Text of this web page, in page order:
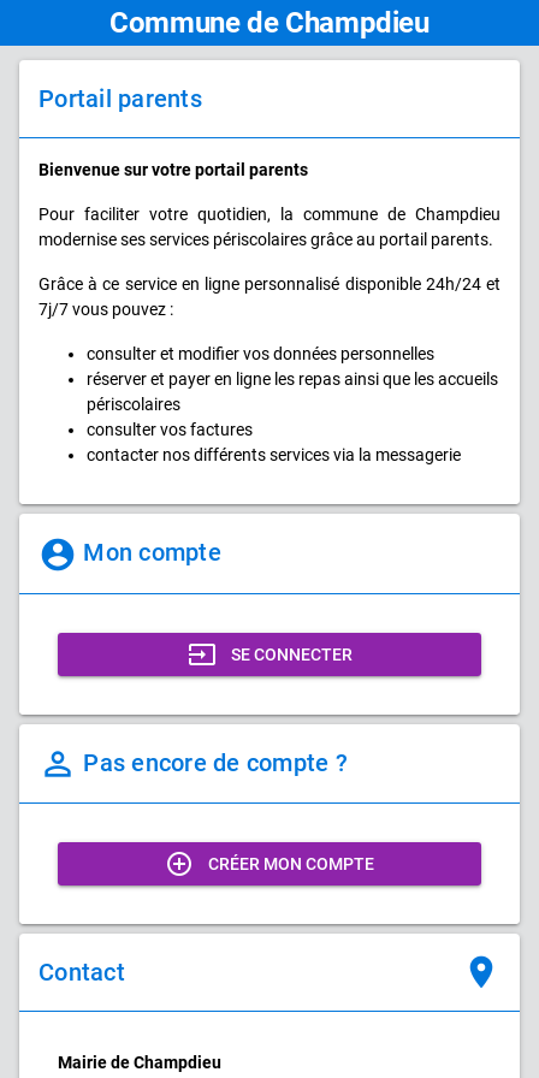
Commune de Champdieu
Portail parents
Bienvenue sur votre portail parents
Pour faciliter votre quotidien, la commune de Champdieu
modernise ses services périscolaires grâce au portail parents.
Grâce à ce service en ligne personnalisé disponible 24h/24 et
7j/7 vous pouvez :
consulter et modifier vos données personnelles
réserver et payer en ligne les repas ainsi que les accueils
périscolaires
consulter vos factures
contacter nos différents services via la messagerie
account_circle Mon compte
input SE CONNECTER
perm_identity Pas encore de compte ?
add_circle_outline CRÉER MON COMPTE
Contact place
Mairie de Champdieu